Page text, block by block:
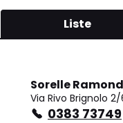
Liste
Sorelle
Via Rivo Brignolo
0383 73749